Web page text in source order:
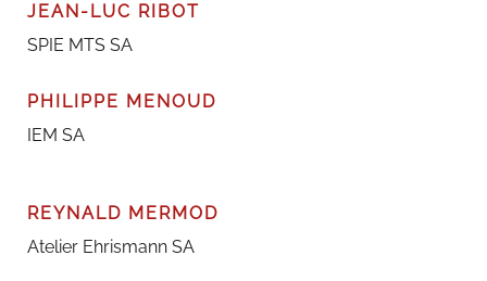
JEAN-LUC RIBOT
SPIE MTS SA
PHILIPPE MENOUD
IEM SA
REYNALD MERMOD
Atelier Ehrismann SA